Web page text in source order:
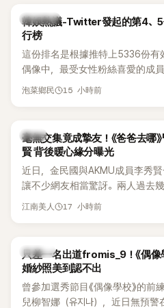
熱議討論
韓娛熱議-Twitter發起的第4、5
行榜
這份排名是根據推特上5336份有
偶像中，最受女性粉絲喜愛的成
員包攬了前三名，展現了她們在
泡菜鄉民 15 小時前
韓星
毫無交集竟成摯友！《爸爸去哪
賢 背後暖心緣分曝光
近日，金民國與AKMU成員李秀
讓不少網友相當驚訝。兩人過去
起踏上瑞士之旅，也讓粉絲紛紛好
江南美人 17 小時前
K-POP
只差一名出道fromis_9！《偶像
婚紗照美到認不出
曾參加選秀節目《偶像學校》的
兒柳智娜（유지나），近日無預